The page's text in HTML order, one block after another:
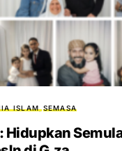
ISLAM SEMASA
Hidupkan